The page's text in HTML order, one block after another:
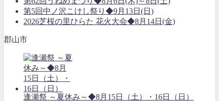
第5回中ノ沢こけし祭り◆9月13日(日)
2026芝桜の里ひらた 花火大会◆8月14日(金)
郡山市
逢瀬祭 ～夏休み～◆8月15日（土）・16日（日）